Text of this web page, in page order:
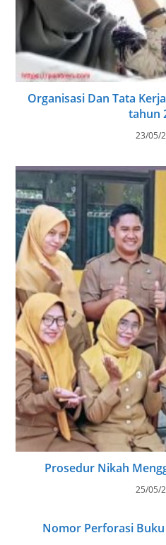
Organisasi Dan Tata
tahun
23/05/
Prosedur Nikah
25/05/
Nomor Perforasi